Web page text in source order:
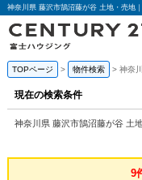
神奈川県 藤沢市鵠沼藤が谷 土地・売地
TOPページ 物件検索 神奈
現在の検索条件
神奈川県 藤沢市鵠沼藤が谷 土
9